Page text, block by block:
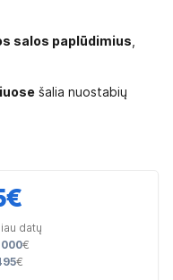
salos paplūdimius
šalia nuostabių
€
datų
€
€